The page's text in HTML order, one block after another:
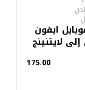
ايفون
لايتنينج
175.00